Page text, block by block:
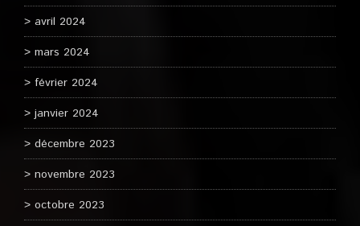
avril 2024
mars 2024
février 2024
janvier 2024
décembre 2023
novembre 2023
octobre 2023